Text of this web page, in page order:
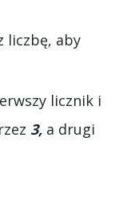
liczbę, aby
licznik i
3, a drugi